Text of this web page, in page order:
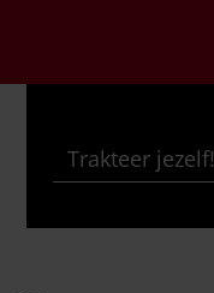
Trakteer jezelf!